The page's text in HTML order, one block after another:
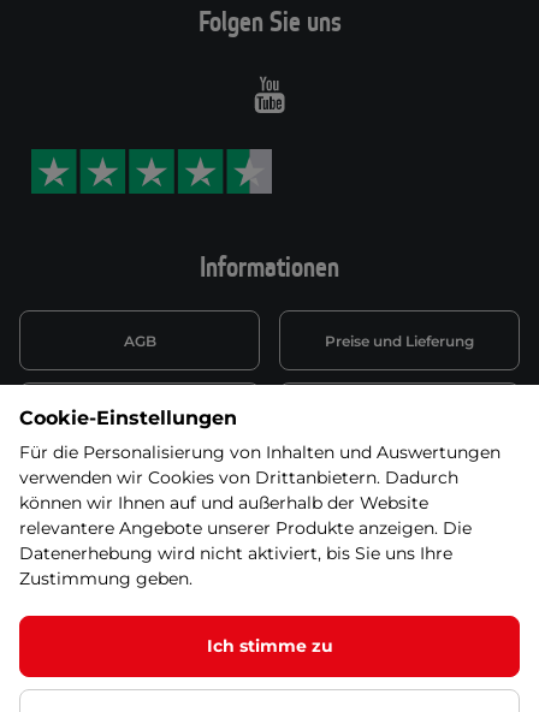
Informationen
AGB Preise und Lieferung
Datenschutzerklärung
Wiederufsbelehrung mit Link
zum Formular
Batterieentsorgung
Informationen zu Elektro-
und Elektonikgeräten
Widerruf erklären
Folgen Sie uns
Youtube
Cookie-Einstellungen
Für die Personalisierung von Inhalten und Auswertungen
verwenden wir Cookies von Drittanbietern. Dadurch
können wir Ihnen auf und außerhalb der Website
relevantere Angebote unserer Produkte anzeigen. Die
Datenerhebung wird nicht aktiviert, bis Sie uns Ihre
Zustimmung geben.
Ich stimme zu